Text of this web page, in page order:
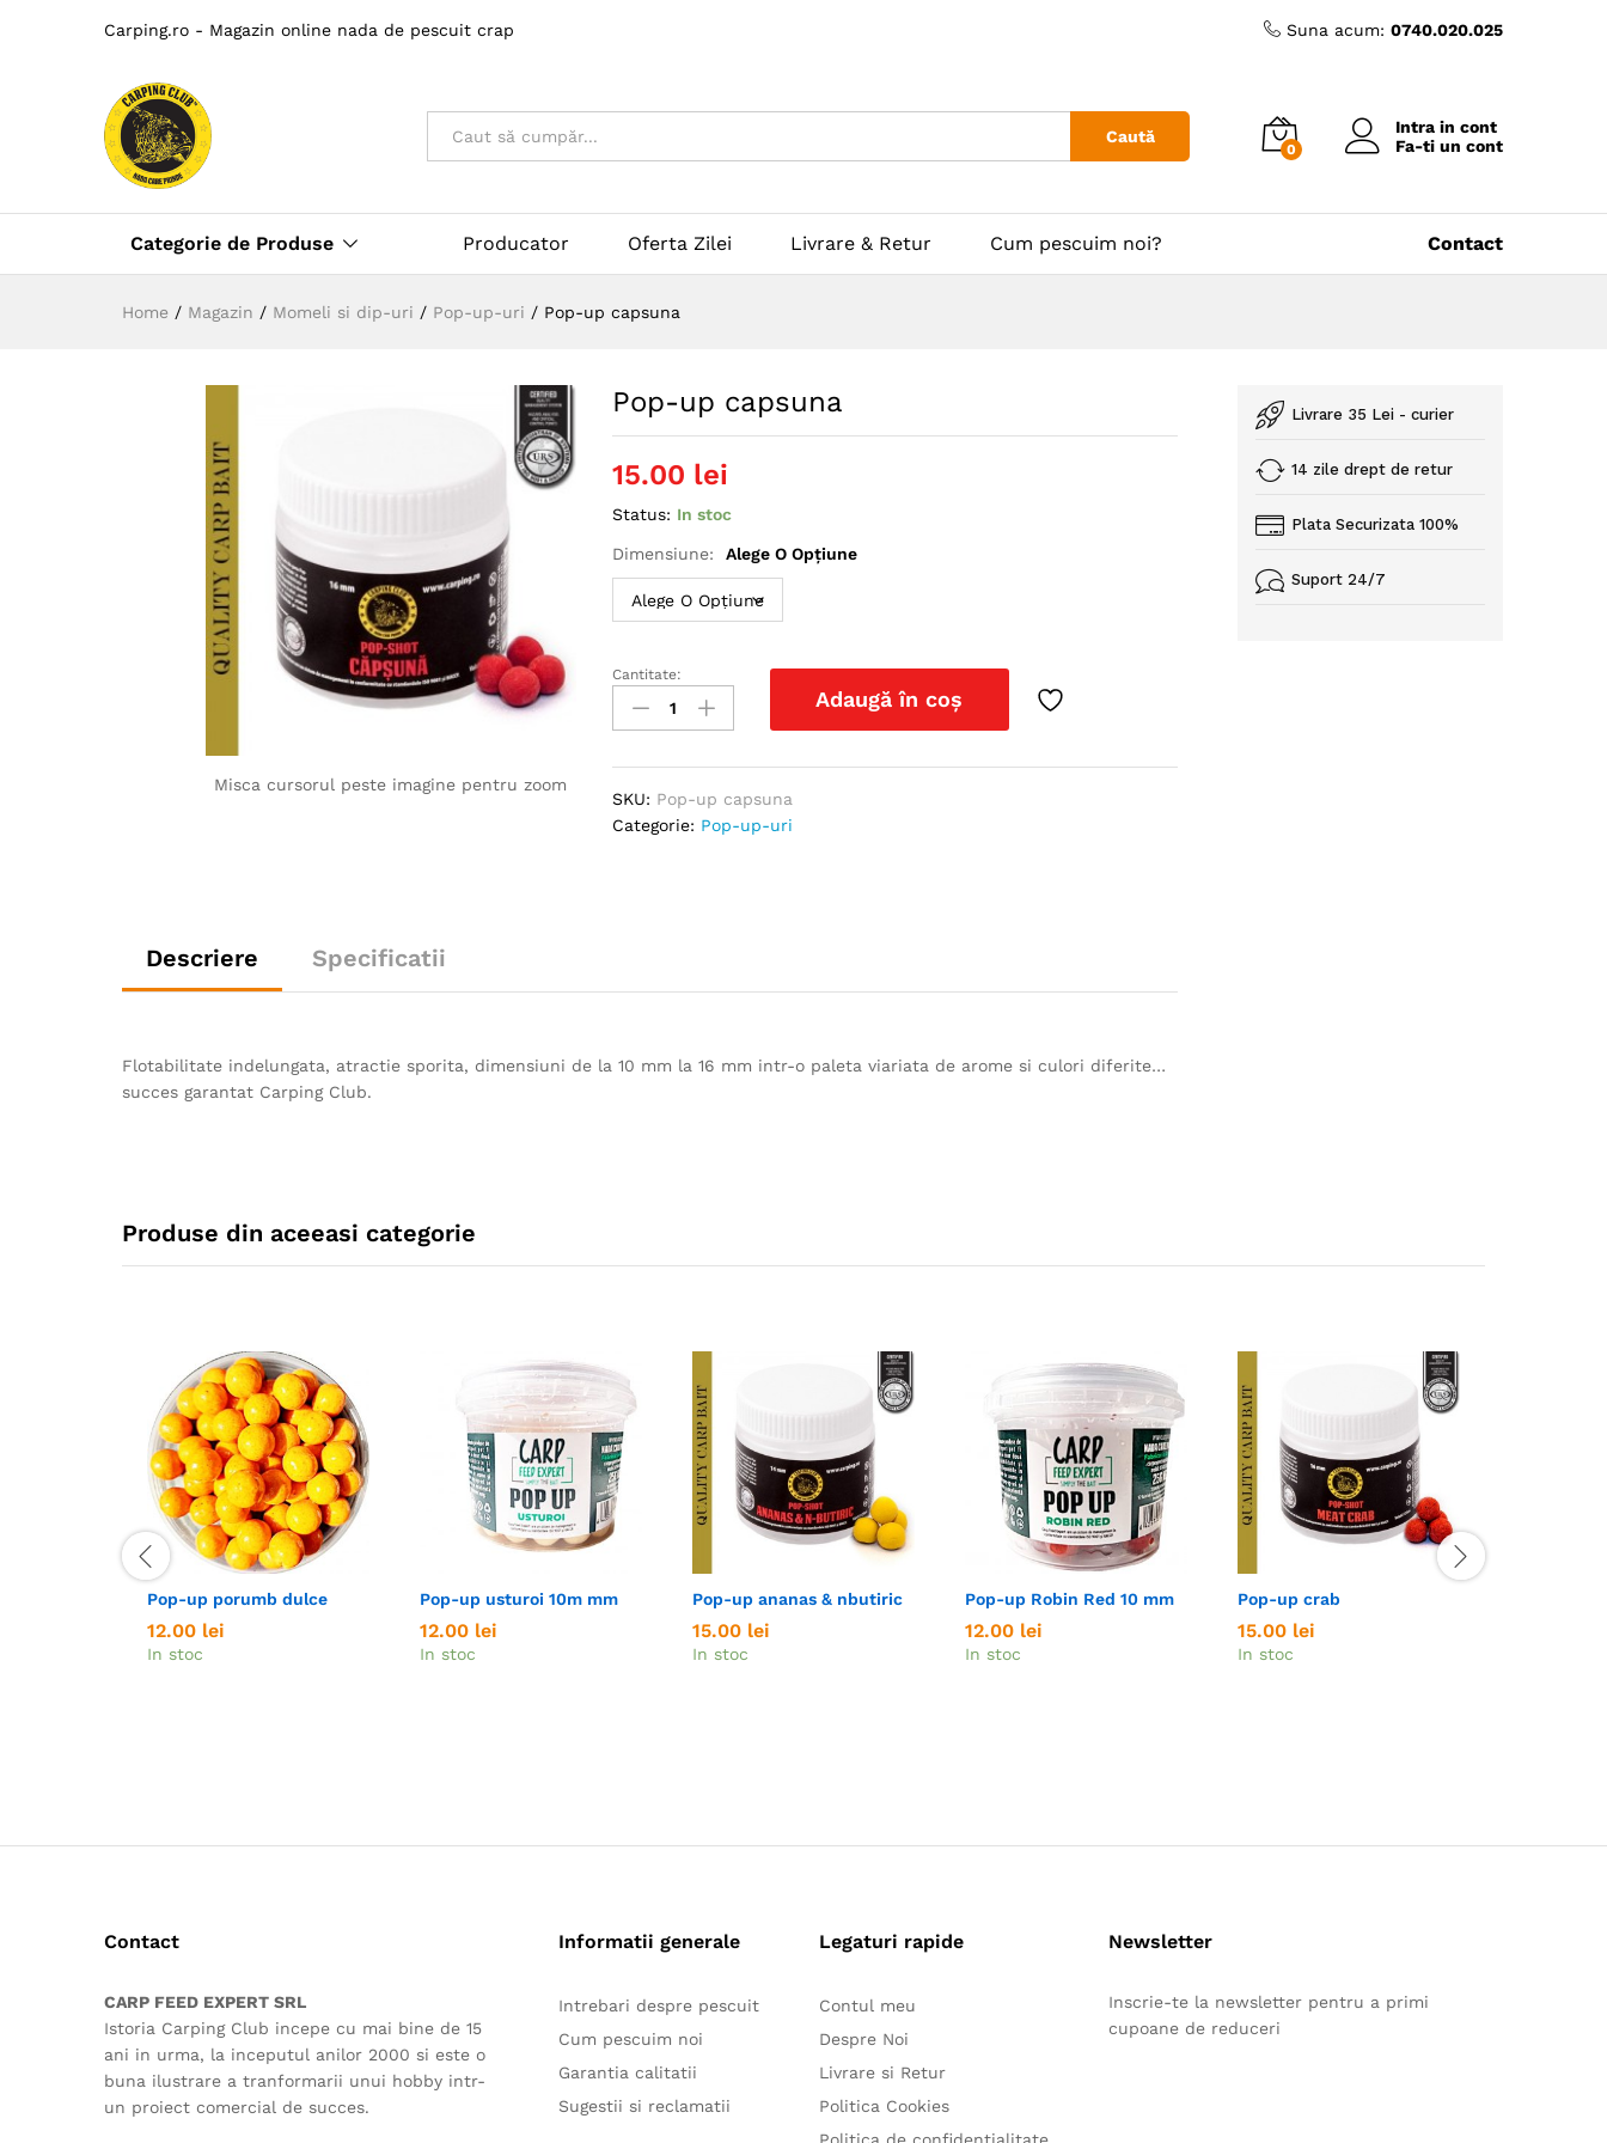
Carping.ro - Magazin online nada de pescuit crap Suna acum: 0740.020.025
Toate Caută
0
Intra in cont
Fa-ti un cont
Categorie de Produse Producator Oferta Zilei Livrare & Retur Cum pescuim noi? Contact
Home / Magazin / Momeli si dip-uri / Pop-up-uri / Pop-up capsuna
Misca cursorul peste imagine pentru zoom
Pop-up capsuna
15.00 lei
Status: In stoc
Dimensiune: Alege O Opțiune
Pop-
capsuna
Cantitate:
Adaugă în coș
SKU: Pop-up capsuna
Categorie: Pop-up-uri
Descriere Specificatii
Flotabilitate indelungata, atractie sporita, dimensiuni de la 10 mm la 16 mm intr-o paleta viariata de arome si culori diferite…
succes garantat Carping Club.
Livrare 35 Lei - curier
14 zile drept de retur
Plata Securizata 100%
Suport 24/7
Produse din aceeasi categorie
Pop-up porumb dulce
12.00 lei
In stoc
12.00 lei
Pop-up usturoi 10m mm
12.00 lei
In stoc
12.00 lei
Pop-up ananas & nbutiric
15.00 lei
In stoc
15.00 lei
Pop-up Robin Red 10 mm
12.00 lei
In stoc
12.00 lei
Pop-up crab
15.00 lei
In stoc
15.00 lei
Contact
CARP FEED EXPERT SRL
Istoria Carping Club incepe cu mai bine de 15
ani in urma, la inceputul anilor 2000 si este o
buna ilustrare a tranformarii unui hobby intr-
un proiect comercial de succes.
Informatii generale
Intrebari despre pescuit
Cum pescuim noi
Garantia calitatii
Sugestii si reclamatii
Legaturi rapide
Contul meu
Despre Noi
Livrare si Retur
Politica Cookies
Newsletter
Inscrie-te la newsletter pentru a primi
cupoane de reduceri